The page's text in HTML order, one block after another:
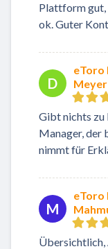
Plattform gut,
ok. Guter
D
eToro
Meyer
Gibt nichts zu
Manager, der
nimmt für
M
eToro
Übersichtlich,